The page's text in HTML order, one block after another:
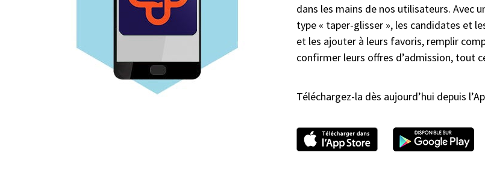
dans les mains de nos utilisateurs. Avec
type « taper-glisser », les candidates et
et les ajouter à leurs favoris, remplir
confirmer leurs offres d’admission, tout
Téléchargez-la dès aujourd’hui depuis